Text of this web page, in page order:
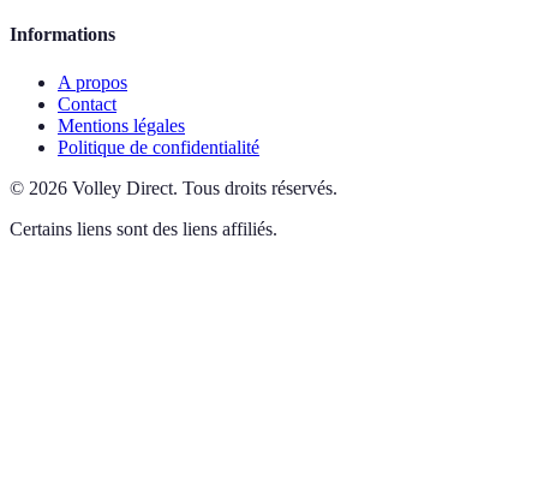
Informations
A propos
Contact
Mentions légales
Politique de confidentialité
© 2026 Volley Direct. Tous droits réservés.
Certains liens sont des liens affiliés.